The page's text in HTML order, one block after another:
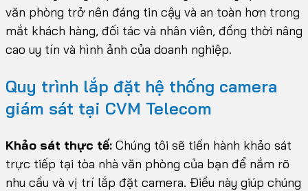
văn phòng trở nên đáng tin cậy và an toàn hơn trong
mắt khách hàng, đối tác và nhân viên, đồng thời nâng
cao uy tín và hình ảnh của doanh nghiệp.
Quy trình lắp đặt hệ thống camera
giám sát tại CVM Telecom
Khảo sát thực tế: Chúng tôi sẽ tiến hành khảo sát
trực tiếp tại tòa nhà văn phòng của bạn để nắm rõ
nhu cầu và vị trí lắp đặt camera. Điều này giúp chúng